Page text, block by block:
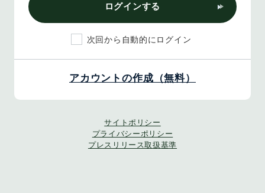
ログインする
次回から自動的にログイン
アカウントの作成（無料）
サイトポリシー
プライバシーポリシー
プレスリリース取扱基準